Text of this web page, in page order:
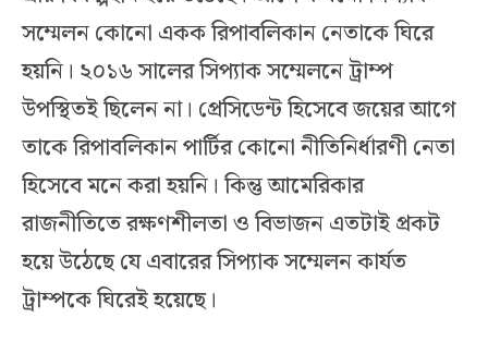
সম্মেলন কোনো একক রিপাবলিকান নেতাকে ঘিরে
হয়নি। ২০১৬ সালের সিপ্যাক সম্মেলনে ট্রাম্প
উপস্থিতই ছিলেন না। প্রেসিডেন্ট হিসেবে জয়ের আগে
তাকে রিপাবলিকান পার্টির কোনো নীতিনির্ধারণী নেতা
হিসেবে মনে করা হয়নি। কিন্তু আমেরিকার
রাজনীতিতে রক্ষণশীলতা ও বিভাজন এতটাই প্রকট
হয়ে উঠেছে যে এবারের সিপ্যাক সম্মেলন কার্যত
ট্রাম্পকে ঘিরেই হয়েছে।